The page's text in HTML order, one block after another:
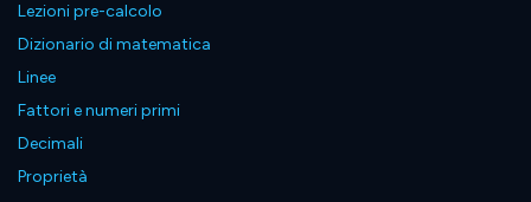
Lezioni pre-calcolo
Dizionario di matematica
Linee
Fattori e numeri primi
Decimali
Proprietà